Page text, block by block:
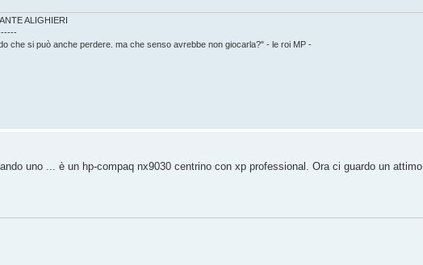
ALIGHIERI
che si può anche perdere. ma che senso avrebbe non giocarla?" - le roi MP -
uno ... è un hp-compaq nx9030 centrino con xp professional. Ora ci guardo un attimo